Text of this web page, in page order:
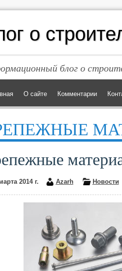
о
блог о
О сайте Комментарии
2014 г. Azarh Новости